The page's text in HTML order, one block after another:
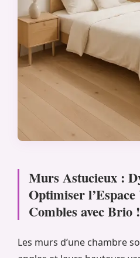
Murs Astucieux :
Optimiser
Combles avec Brio !
Les murs d’une chambre